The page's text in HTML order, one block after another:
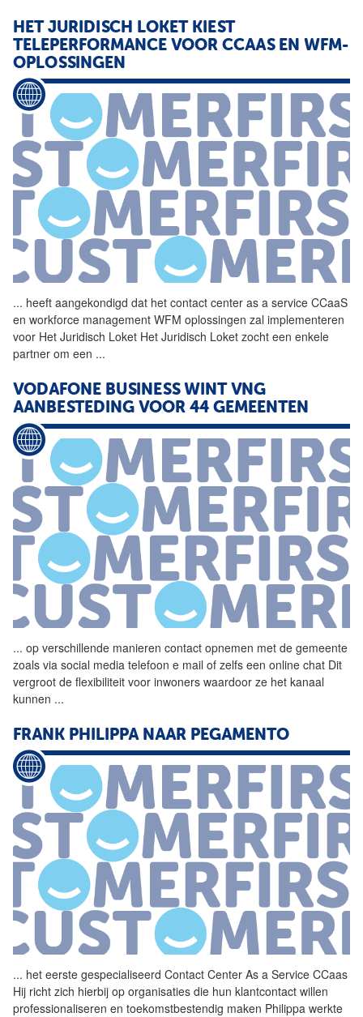
HET JURIDISCH LOKET KIEST
TELEPERFORMANCE VOOR CCAAS EN WFM-
OPLOSSINGEN
... heeft aangekondigd dat het contact center as a service CCaaS
en workforce management WFM oplossingen zal implementeren
voor Het Juridisch Loket Het Juridisch Loket zocht een enkele
partner om een ...
VODAFONE BUSINESS WINT VNG
AANBESTEDING VOOR 44 GEMEENTEN
... op verschillende manieren contact opnemen met de gemeente
zoals via social media telefoon e mail of zelfs een online chat Dit
vergroot de flexibiliteit voor inwoners waardoor ze het kanaal
kunnen ...
FRANK PHILIPPA NAAR PEGAMENTO
... het eerste gespecialiseerd Contact Center As a Service CCaas
Hij richt zich hierbij op organisaties die hun klantcontact willen
professionaliseren en toekomstbestendig maken Philippa werkte